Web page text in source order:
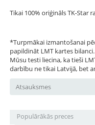
Tikai 100% oriģināls TK-Star
*Turpmākai izmantošanai
papildināt LMT kartes bilanci.
Mūsu testi liecina, ka tieši
darbību ne tikai Latvijā, bet
Atsauksmes
Populārākās preces